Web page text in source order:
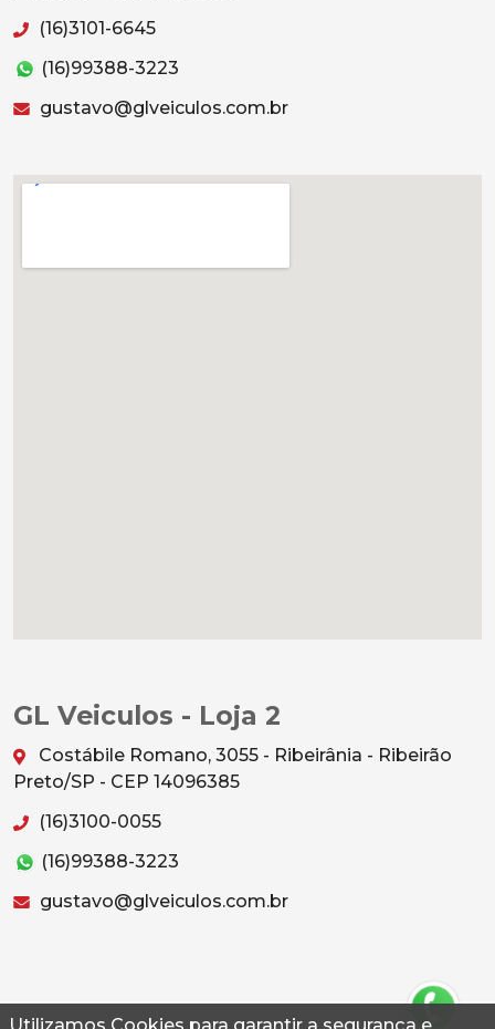
(16)3101-6645
(16)99388-3223
gustavo@glveiculos.com.br
GL Veiculos - Loja 2
Costábile Romano, 3055 - Ribeirânia - Ribeirão
Preto/SP - CEP 14096385
(16)3100-0055
(16)99388-3223
gustavo@glveiculos.com.br